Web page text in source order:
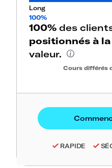
Long
100%
100% des
positionnés à
valeur.
Cours différés
RAPIDE